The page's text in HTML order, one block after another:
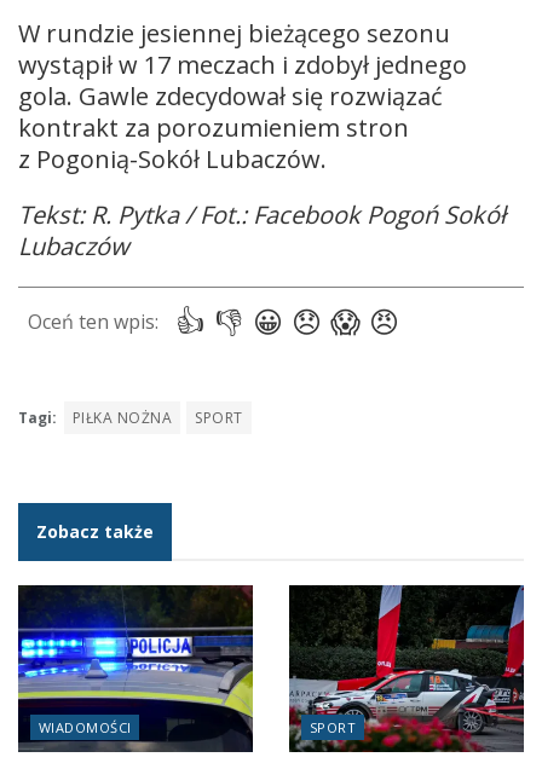
W rundzie jesiennej bieżącego sezonu
wystąpił w 17 meczach i zdobył jednego
gola. Gawle zdecydował się rozwiązać
kontrakt za porozumieniem stron
z Pogonią-Sokół Lubaczów.
Tekst: R. Pytka / Fot.: Facebook Pogoń Sokół
Lubaczów
Tagi: PIŁKA NOŻNA SPORT
Zobacz także
WIADOMOŚCI SPORT